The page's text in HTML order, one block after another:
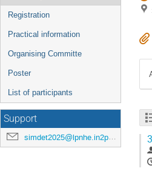
Registration
Practical information
Organising Committe
Poster
List of participants
Support
simdet2025@lpnhe.in2p3.fr